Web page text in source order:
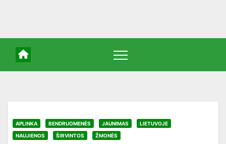
APLINKA BENDRUOMENĖS JAUNIMAS
LIETUVOJE
NAUJIENOS
ŠIRVINTOS ŽMONĖS